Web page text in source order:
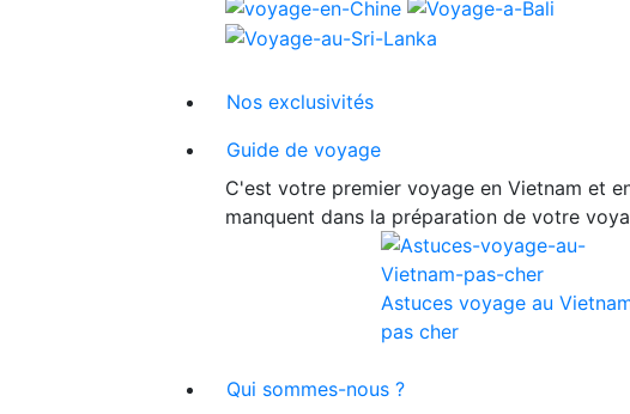
Nos exclusivités
Guide de voyage
C'est votre premier voyage en Vietnam et
manquent dans la préparation de votre
Astuces voyage au
pas cher
Qui sommes-nous ?